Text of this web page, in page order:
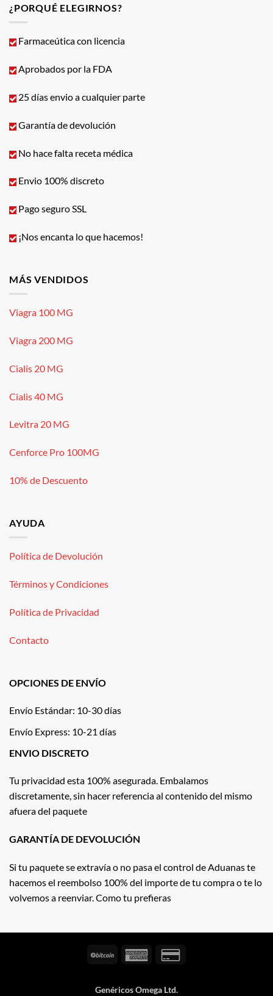
¿PORQUÉ ELEGIRNOS?
Farmaceútica con licencia
Aprobados por la FDA
25 días envio a cualquier parte
Garantía de devolución
No hace falta receta médica
Envio 100% discreto
Pago seguro SSL
¡Nos encanta lo que hacemos!
MÁS VENDIDOS
Viagra 100 MG
Viagra 200 MG
Cialis 20 MG
Cialis 40 MG
Levitra 20 MG
Cenforce Pro 100MG
10% de Descuento
AYUDA
Política de Devolución
Términos y Condiciones
Política de Privacidad
Contacto
OPCIONES DE ENVÍO
Envío Estándar: 10-30 días
Envío Express: 10-21 días
ENVIO DISCRETO
Tu privacidad esta 100% asegurada. Embalamos
discretamente, sin hacer referencia al contenido del mismo
afuera del paquete
GARANTÍA DE DEVOLUCIÓN
Si tu paquete se extravía o no pasa el control de Aduanas te
hacemos el reembolso 100% del importe de tu compra o te lo
volvemos a reenviar. Como tu prefieras
BitCoin
American
Genéricos Omega Ltd.